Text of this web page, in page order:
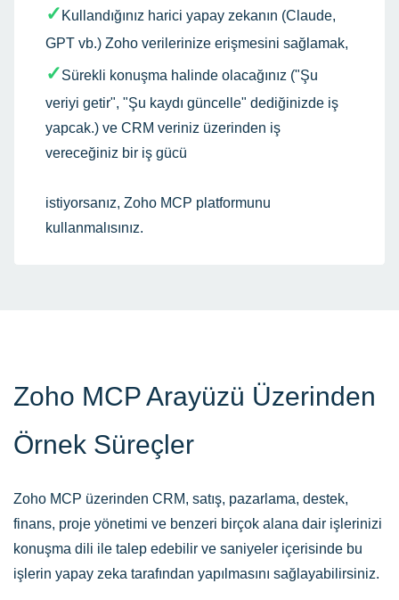
✓ Kullandığınız harici yapay zekanın (Claude,
GPT vb.) Zoho verilerinize erişmesini sağlamak,
✓Sürekli konuşma halinde olacağınız ("Şu
veriyi getir", "Şu kaydı güncelle" dediğinizde iş
yapcak.) ve CRM veriniz üzerinden iş
vereceğiniz bir iş gücü
istiyorsanız, Zoho MCP platformunu
kullanmalısınız.
Zoho MCP Arayüzü Üzerinden
Örnek Süreçler
Zoho MCP üzerinden CRM, satış, pazarlama, destek,
finans, proje yönetimi ve benzeri birçok alana dair işlerinizi
konuşma dili ile talep edebilir ve saniyeler içerisinde bu
işlerin yapay zeka tarafından yapılmasını sağlayabilirsiniz.